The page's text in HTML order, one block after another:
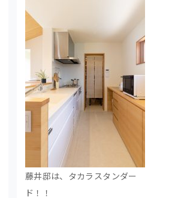
藤井邸は、タカラスタンダー
ド！！